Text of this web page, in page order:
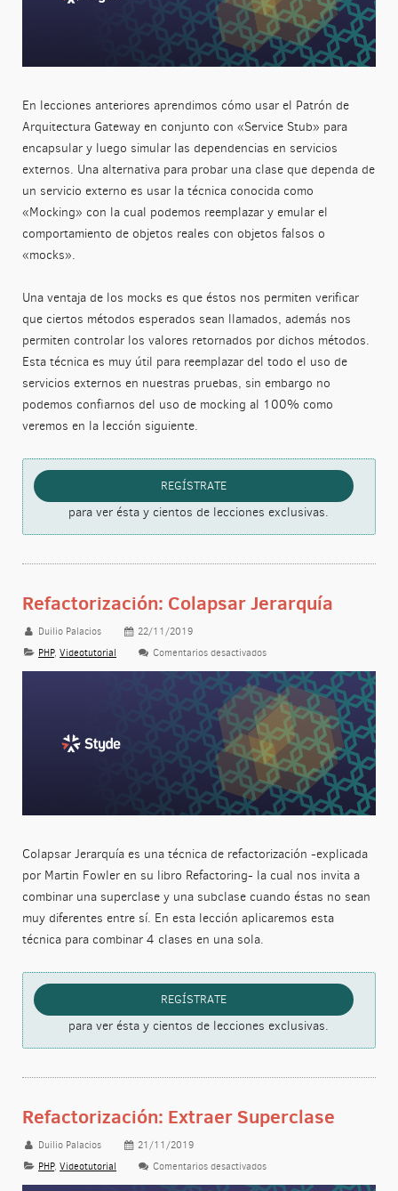
En lecciones anteriores aprendimos cómo usar el Patrón de
Arquitectura Gateway en conjunto con «Service Stub» para
encapsular y luego simular las dependencias en servicios
externos. Una alternativa para probar una clase que dependa de
un servicio externo es usar la técnica conocida como
«Mocking» con la cual podemos reemplazar y emular el
comportamiento de objetos reales con objetos falsos o
«mocks».
Una ventaja de los mocks es que éstos nos permiten verificar
que ciertos métodos esperados sean llamados, además nos
permiten controlar los valores retornados por dichos métodos.
Esta técnica es muy útil para reemplazar del todo el uso de
servicios externos en nuestras pruebas, sin embargo no
podemos confiarnos del uso de mocking al 100% como
veremos en la lección siguiente.
REGÍSTRATE
para ver ésta y cientos de lecciones exclusivas.
Refactorización: Colapsar Jerarquía
Duilio Palacios
22/11/2019
PHP,Videotutorial
Comentarios desactivados
Colapsar Jerarquía es una técnica de refactorización -explicada
por Martin Fowler en su libro Refactoring- la cual nos invita a
combinar una superclase y una subclase cuando éstas no sean
muy diferentes entre sí. En esta lección aplicaremos esta
técnica para combinar 4 clases en una sola.
REGÍSTRATE
para ver ésta y cientos de lecciones exclusivas.
Refactorización: Extraer Superclase
Duilio Palacios
21/11/2019
PHP,Videotutorial
Comentarios desactivados